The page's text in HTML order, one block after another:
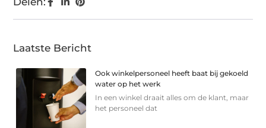
Laatste Bericht
Ook winkelpersoneel heeft baat bij gekoeld
water op het werk
In een winkel draait alles om de klant, maar
het personeel dat